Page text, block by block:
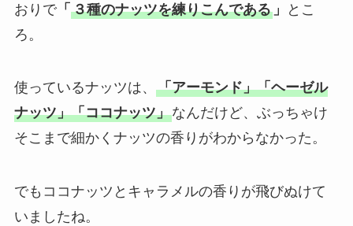
おりで「 ３種のナッツを練りこんである」
とこ
ろ。
使っているナッツは、 「アーモンド」「ヘーゼル
ナッツ」「ココナッツ」なんだけど、ぶっちゃけ
そこまで細かくナッツの香りがわからなかった。
でもココナッツとキャラメルの香りが飛びぬけて
いましたね。